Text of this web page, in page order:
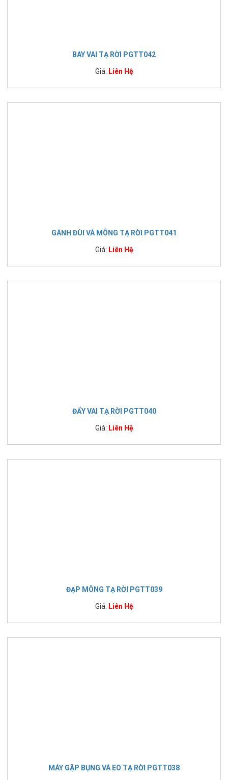
BAY VAI TẠ RỜI PGTT042
Giá: Liên Hệ
GÁNH ĐÙI VÀ MÔNG TẠ RỜI PGTT041
Giá: Liên Hệ
ĐẨY VAI TẠ RỜI PGTT040
Giá: Liên Hệ
ĐẠP MÔNG TẠ RỜI PGTT039
Giá: Liên Hệ
MÁY GẬP BỤNG VÀ EO TẠ RỜI PGTT038